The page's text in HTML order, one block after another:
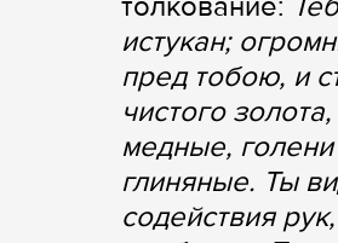
истукан;
пред тобою, и
чистого
медные,
глиняные. Ты
содействия